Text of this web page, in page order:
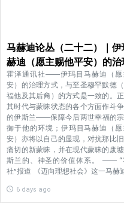
马赫迪论丛（二十二）｜伊
赫迪（愿主赐他平安）的治
霍泽通讯社——伊玛目马赫迪（愿
安）的治理方式，与至圣穆罕默德
福他及其后裔）的方式是一致的。
其时代与蒙昧状态的各个方面作斗
的伊斯兰——保障今后两世幸福的
御于他的环境；伊玛目马赫迪（
安）亦将以自己的显现，对抗那比
痛切的新蒙昧，并在现代蒙昧的废
斯兰的、神圣的价值体系。 —— “
社”报道 《迈向理想社会》这一马赫
6 days ago